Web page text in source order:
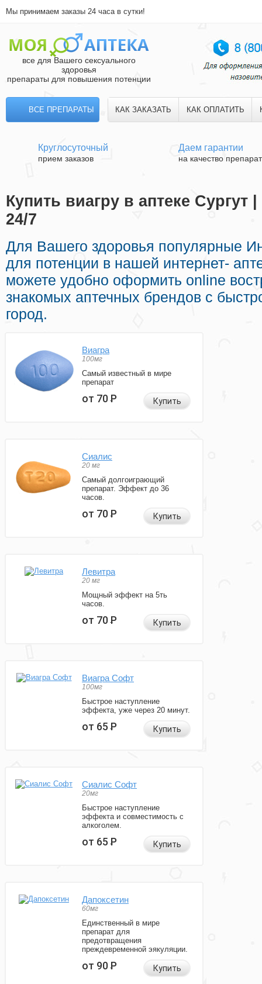
Мы принимаем заказы 24 часа в сутки!
все для Вашего сексуального
здоровья
препараты для повышения потенции
ВСЕ ПРЕПАРАТЫ КАК ЗАКАЗАТЬ КАК ОПЛАТИТЬ
Круглосуточный
прием заказов
Даем гарантии
на качество
Купить виагру в аптеке Сургут
24/7
Для Вашего здоровья популярные
для потенции в нашей интернет-
можете удобно оформить online
знакомых аптечных брендов с
город.
Виагра
100мг
Самый известный в мире
препарат
от 70Р Купить
Сиалис
20 мг
Самый долгоиграющий
препарат. Эффект до 36
часов.
от 70Р Купить
Левитра
20 мг
Мощный эффект на 5ть
часов.
от 70Р Купить
Виагра Софт
100мг
Быстрое наступление
эффекта, уже через 20 минут.
от 65Р Купить
Сиалис Софт
20мг
Быстрое наступление
эффекта и совместимость с
алкоголем.
от 65Р Купить
Дапоксетин
60мг
Единственный в мире
препарат для
предотвращения
преждевременной эякуляции.
от 90Р Купить